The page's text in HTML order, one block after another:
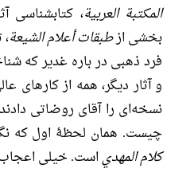
المکتبة العربیة، کتابشناسی
بخشی ازطبقات أعلام الشیعة
فرد ذهبی در باره غدیر که
و آثار دیگر، همه از کارهای
نسخه‌ای را آقای روضاتی
چیست. همان لحظۀ اول که
کلام المهدياست. خیلی